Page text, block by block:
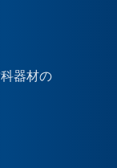
器材の